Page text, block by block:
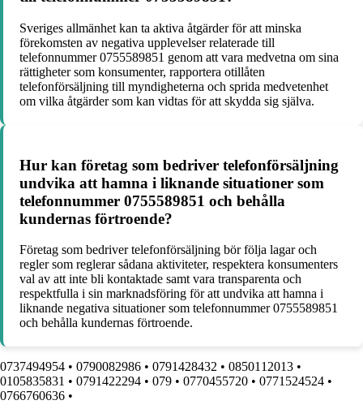
Sveriges allmänhet kan ta aktiva åtgärder för att minska
förekomsten av negativa upplevelser relaterade till
telefonnummer 0755589851 genom att vara medvetna om sina
rättigheter som konsumenter, rapportera otillåten
telefonförsäljning till myndigheterna och sprida medvetenhet
om vilka åtgärder som kan vidtas för att skydda sig själva.
Hur kan företag som bedriver telefonförsäljning
undvika att hamna i liknande situationer som
telefonnummer 0755589851 och behålla
kundernas förtroende?
Företag som bedriver telefonförsäljning bör följa lagar och
regler som reglerar sådana aktiviteter, respektera konsumenters
val av att inte bli kontaktade samt vara transparenta och
respektfulla i sin marknadsföring för att undvika att hamna i
liknande negativa situationer som telefonnummer 0755589851
och behålla kundernas förtroende.
0737494954 • 0790082986 • 0791428432 • 0850112013 •
0105835831 • 0791422294 • 079 • 0770455720 • 0771524524 •
0766760636 •